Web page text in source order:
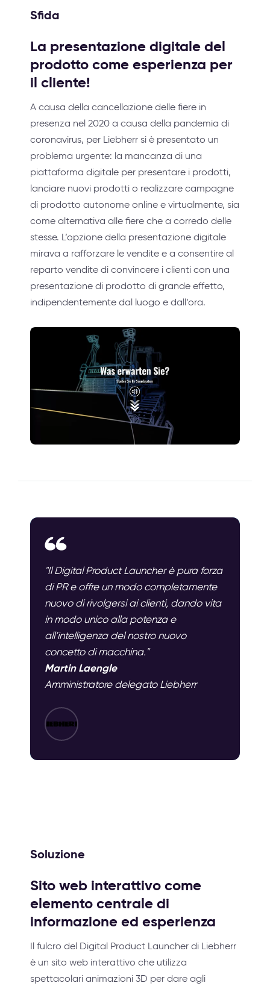
Sfida
La presentazione digitale del
prodotto come esperienza per
il cliente!
A causa della cancellazione delle fiere in
presenza nel 2020 a causa della pandemia di
coronavirus, per Liebherr si è presentato un
problema urgente: la mancanza di una
piattaforma digitale per presentare i prodotti,
lanciare nuovi prodotti o realizzare campagne
di prodotto autonome online e virtualmente, sia
come alternativa alle fiere che a corredo delle
stesse. L’opzione della presentazione digitale
mirava a rafforzare le vendite e a consentire al
reparto vendite di convincere i clienti con una
presentazione di prodotto di grande effetto,
indipendentemente dal luogo e dall’ora.
"Il Digital Product Launcher è pura forza
di PR e offre un modo completamente
nuovo di rivolgersi ai clienti, dando vita
in modo unico alla potenza e
all’intelligenza del nostro nuovo
concetto di macchina."
Martin Laengle
Amministratore delegato Liebherr
Soluzione
Sito web interattivo come
elemento centrale di
informazione ed esperienza
Il fulcro del Digital Product Launcher di Liebherr
è un sito web interattivo che utilizza
spettacolari animazioni 3D per dare agli